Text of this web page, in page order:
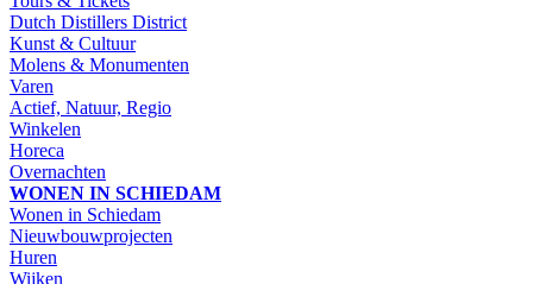
Dutch Distillers District
Kunst & Cultuur
Molens & Monumenten
Varen
Actief, Natuur, Regio
Winkelen
Horeca
Overnachten
WONEN IN SCHIEDAM
Wonen in Schiedam
Nieuwbouwprojecten
Huren
Wijken